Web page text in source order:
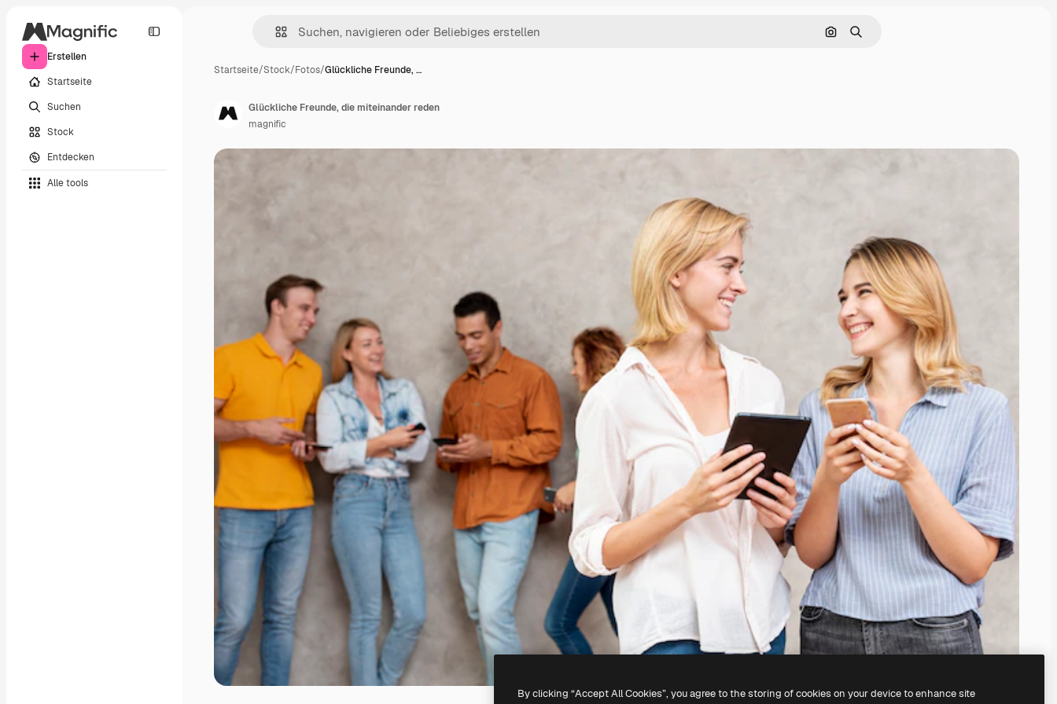
Erstellen
Startseite
Suchen
Stock
Entdecken
Alle tools
Nach Bild suchen
Suchen
Startseite/Stock/Fotos/Glückliche Freunde, …
Glückliche Freunde, die miteinander reden
magnific
By clicking “Accept All Cookies”, you agree to the storing of cookies on your device to enhance site